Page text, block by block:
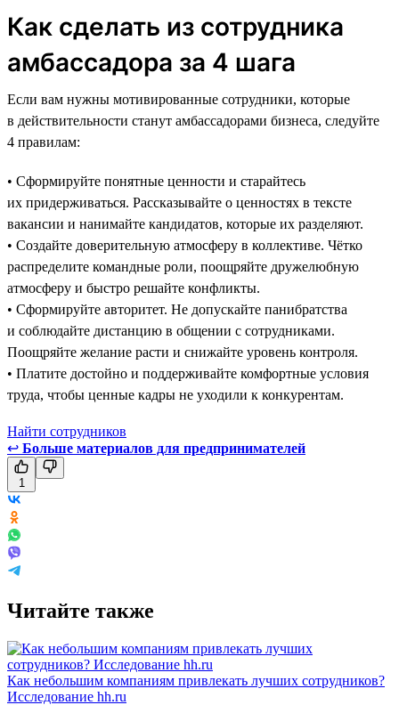
Как сделать из сотрудника
амбассадора за 4 шага
Если вам нужны мотивированные сотрудники, которые
в действительности станут амбассадорами бизнеса, следуйте
4 правилам:
• Сформируйте понятные ценности и старайтесь
их придерживаться. Рассказывайте о ценностях в тексте
вакансии и нанимайте кандидатов, которые их разделяют.
• Создайте доверительную атмосферу в коллективе. Чётко
распределите командные роли, поощряйте дружелюбную
атмосферу и быстро решайте конфликты.
• Сформируйте авторитет. Не допускайте панибратства
и соблюдайте дистанцию в общении с сотрудниками.
Поощряйте желание расти и снижайте уровень контроля.
• Платите достойно и поддерживайте комфортные условия
труда, чтобы ценные кадры не уходили к конкурентам.
Найти сотрудников
↩ Больше материалов для предпринимателей
1
Читайте также
Как небольшим компаниям привлекать лучших сотрудников?
Исследование hh.ru